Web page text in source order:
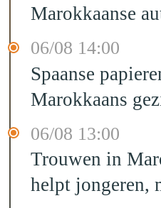
Marokkaanse
06/08 14:00
Spaanse
Marokkaans
06/08 13:00
Trouwen in
helpt jongeren,